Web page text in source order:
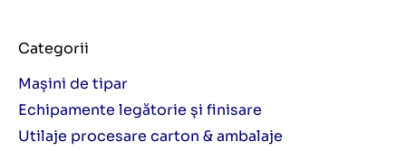
Categorii
Mașini de tipar
Echipamente legătorie și finisare
Utilaje procesare carton & ambalaje